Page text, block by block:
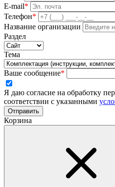
E-mail*
Телефон*
Название организации
Раздел
Тема
Ваше сообщение*
Я даю согласие на обработку
соответствии с указанными
Отправить
Корзина